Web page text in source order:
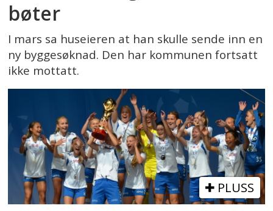
bøter
I mars sa huseieren at han skulle sende inn en
ny byggesøknad. Den har kommunen fortsatt
ikke mottatt.
PLUSS